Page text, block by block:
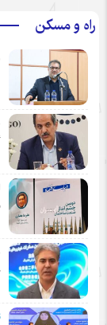
راه و مسکن